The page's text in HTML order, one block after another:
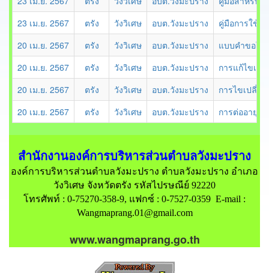
23 เม.ย. 2567
ตรัง วังวิเศษ อบต.วังมะปราง
คู่มือการใช้ง
20 เม.ย. 2567
ตรัง วังวิเศษ อบต.วังมะปราง
แบบคำขอใ
20 เม.ย. 2567
ตรัง วังวิเศษ อบต.วังมะปราง
การแก้ไขเป
20 เม.ย. 2567
ตรัง วังวิเศษ อบต.วังมะปราง
การไขเปลี่ย
20 เม.ย. 2567
ตรัง วังวิเศษ อบต.วังมะปราง การต่ออายุใ
สำนักงานองค์การบริหารส่วนตำบลวังมะปราง
องค์การบริหารส่วนตำบลวังมะปราง ตำบลวังมะปราง อำเภอ
วังวิเศษ จังหวัดตรัง รหัสไปรษณีย์ 92220
โทรศัพท์ : 0-75270-358-9, แฟกซ์ : 0-7527-0359 E-mail :
Wangmaprang.01@gmail.com
www.wangmaprang.go.th